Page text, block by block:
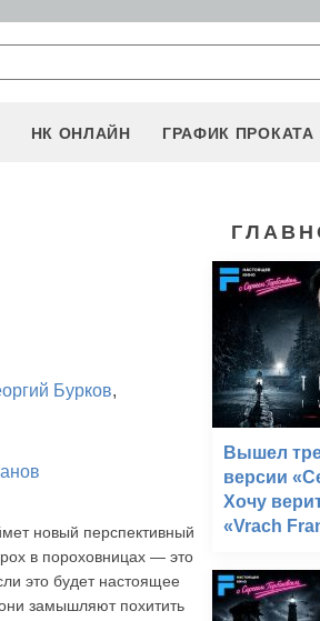
НК ОНЛАЙН ГРАФИК ПРОКАТА
Бурков,
новый перспективный
в пороховницах — это
это будет настоящее
замышляют похитить
Вышел
версии
Хочу
«Vrach